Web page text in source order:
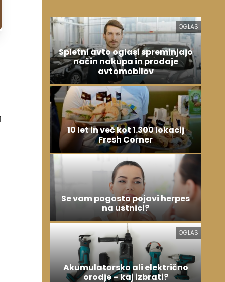
OGLAS
Spletni avto oglasi spreminjajo
način nakupa in prodaje
avtomobilov
10 let in več kot 1.300 lokacij
Fresh Corner
Se vam pogosto pojavi herpes
na ustnici?
OGLAS
Akumulatorsko ali električno
orodje – kaj izbrati?